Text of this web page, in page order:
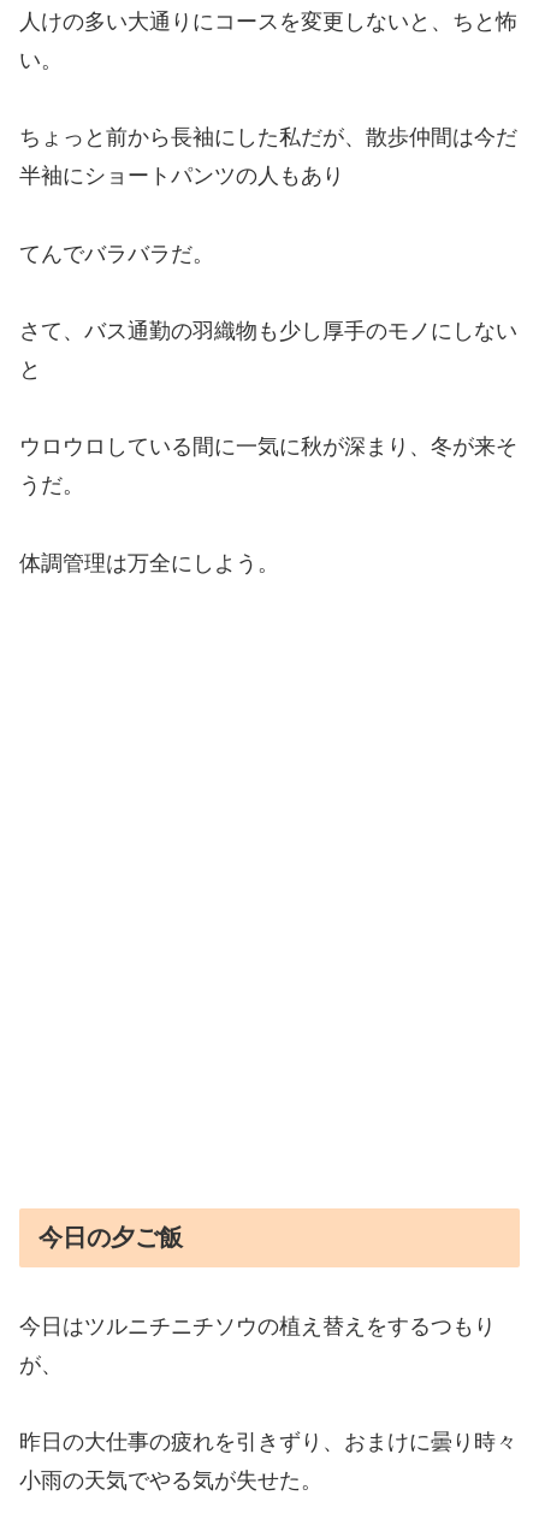
人けの多い大通りにコースを変更しないと、ちと怖
い。
ちょっと前から長袖にした私だが、散歩仲間は今だ
半袖にショートパンツの人もあり
てんでバラバラだ。
さて、バス通勤の羽織物も少し厚手のモノにしない
と
ウロウロしている間に一気に秋が深まり、冬が来そ
うだ。
体調管理は万全にしよう。
今日の夕ご飯
今日はツルニチニチソウの植え替えをするつもり
が、
昨日の大仕事の疲れを引きずり、おまけに曇り時々
小雨の天気でやる気が失せた。